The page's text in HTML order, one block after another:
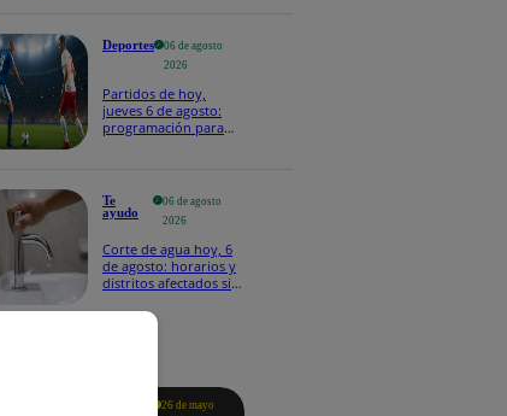
Deportes
06 de agosto
2026
Partidos de hoy,
jueves 6 de agosto:
programación para
Te
ayudo
06 de agosto
2026
Corte de agua hoy, 6
de agosto: horarios y
distritos afectados sin
26 de mayo